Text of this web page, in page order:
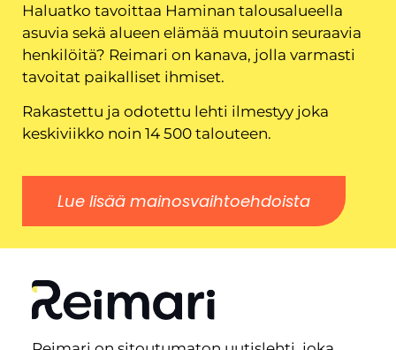
Haluatko tavoittaa Haminan talousalueella
asuvia sekä alueen elämää muutoin seuraavia
henkilöitä? Reimari on kanava, jolla varmasti
tavoitat paikalliset ihmiset.
Rakastettu ja odotettu lehti ilmestyy joka
keskiviikko noin 14 500 talouteen.
Lue lisää mainosvaihtoehdoista